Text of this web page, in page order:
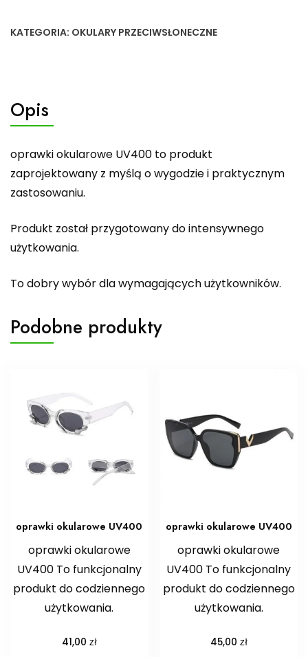
KATEGORIA: OKULARY PRZECIWSŁONECZNE
Opis
oprawki okularowe UV400 to produkt
zaprojektowany z myślą o wygodzie i praktycznym
zastosowaniu.
Produkt został przygotowany do intensywnego
użytkowania.
To dobry wybór dla wymagających użytkowników.
Podobne produkty
oprawki okularowe UV400
oprawki okularowe
UV400 To funkcjonalny
produkt do codziennego
użytkowania.
41,00 zł
oprawki okularowe UV400
oprawki okularowe
UV400 To funkcjonalny
produkt do codziennego
użytkowania.
45,00 zł